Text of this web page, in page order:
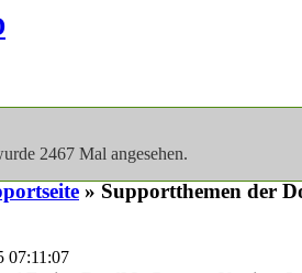
2467 Mal angesehen.
» Supportthemen der
07:11:07